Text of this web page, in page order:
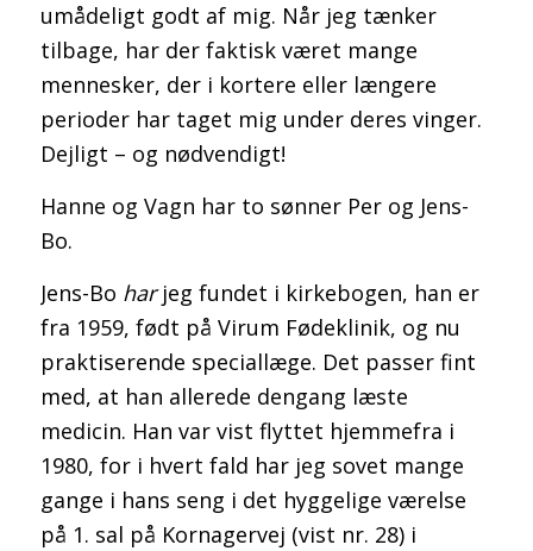
umådeligt godt af mig. Når jeg tænker
tilbage, har der faktisk været mange
mennesker, der i kortere eller længere
perioder har taget mig under deres vinger.
Dejligt – og nødvendigt!
Hanne og Vagn har to sønner Per og Jens-
Bo.
Jens-Bo harjeg fundet i kirkebogen, han er
fra 1959, født på Virum Fødeklinik, og nu
praktiserende speciallæge. Det passer fint
med, at han allerede dengang læste
medicin. Han var vist flyttet hjemmefra i
1980, for i hvert fald har jeg sovet mange
gange i hans seng i det hyggelige værelse
på 1. sal på Kornagervej (vist nr. 28) i